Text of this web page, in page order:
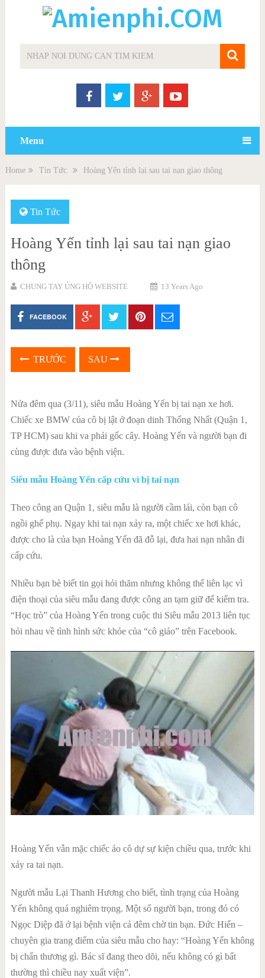
Menu
Home Tin Tức Hoàng Yến tỉnh lại sau tai nạn giao thông
Tin Tức
Hoàng Yến tỉnh lại sau tai nạn giao
thông
CHUNG TAY ỦNG HỘ WEBSITE 13 Years Ago
FACEBOOK
TRƯỚC SAU
Nửa đêm qua (3/11), siêu mẫu Hoàng Yến bị tai nạn xe hơi.
Chiếc xe BMW của cô bị lật ở đoạn dinh Thống Nhất (Quận 1,
TP HCM) sau khi va phải gốc cây. Hoàng Yến và người bạn đi
cùng được đưa vào bệnh viện.
Siêu mẫu Hoàng Yến cấp cứu vì bị tai nạn
Theo công an Quận 1, siêu mẫu là người cầm lái, còn bạn cô
ngồi ghế phụ. Ngay khi tai nạn xảy ra, một chiếc xe hơi khác,
được cho là của bạn Hoàng Yến đã đỗ lại, đưa hai nạn nhân đi
cấp cứu.
Nhiều bạn bè biết tin gọi hỏi thăm nhưng không thể liên lạc vì
điện thoại của siêu mẫu đang được công an tạm giữ để kiểm tra.
“Học trò” của Hoàng Yến trong cuộc thi Siêu mẫu 2013 liên tục
hỏi nhau về tình hình sức khỏe của “cô giáo” trên Facebook.
Hoàng Yến vẫn mặc chiếc áo cô dự sự kiện chiều qua, trước khi
xảy ra tai nạn.
Người mẫu Lại Thanh Hương cho biết, tình trạng của Hoàng
Yến không quá nghiêm trọng. Một số người bạn, trong đó có
Ngọc Diệp đã ở lại bệnh viện cả đêm chờ tin bạn. Đức Hiển –
chuyên gia trang điểm của siêu mẫu cho hay: “Hoàng Yến không
bị chấn thương gì. Bác sĩ đang theo dõi, nếu không có gì bất
thường thì chiều nay xuất viện”.